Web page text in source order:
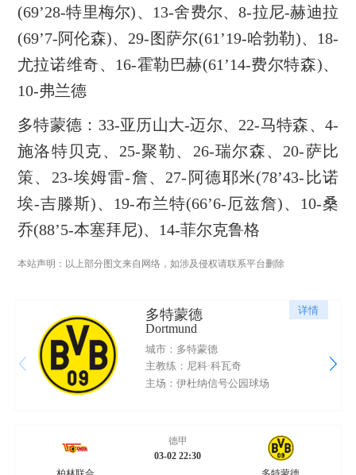
(69’28-特里梅尔)、13-舍费尔、8-拉尼-赫迪拉
(69’7-阿伦森)、29-图萨尔(61’19-哈勃勒)、18-
尤拉诺维奇、16-霍勒巴赫(61’14-费尔特森)、
10-弗兰德
多特蒙德：33-亚历山大-迈尔、22-马特森、4-
施洛特贝克、25-聚勒、26-瑞尔森、20-萨比
策、23-埃姆雷-詹、27-阿德耶米(78’43-比诺
埃-吉滕斯)、19-布兰特(66’6-厄兹詹)、10-桑
乔(88’5-本塞拜尼)、14-菲尔克鲁格
本站声明：以上部分图文来自网络，如涉及侵权请联系平台删除
详情
多特蒙德
Dortmund
城市：多特蒙德
主教练：尼科·科瓦奇
主场：伊杜纳信号公园球场
德甲
03-02 22:30